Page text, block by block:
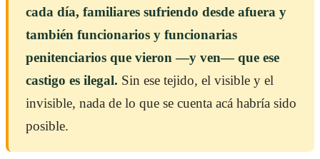
cada día, familiares sufriendo desde afuera y
también funcionarios y funcionarias
penitenciarios que vieron —y ven— que ese
castigo es ilegal. Sin ese tejido, el visible y el
invisible, nada de lo que se cuenta acá habría sido
posible.